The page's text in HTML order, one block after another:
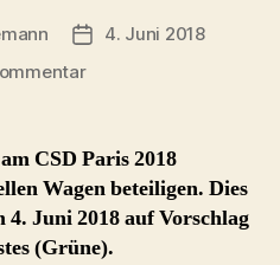
Beitragsdatum
4. Juni 2018
zu
2018
erstmals
mit
offiziellem
Wagen
CSD Paris 2018
Wagen beteiligen. Dies
4. Juni 2018 auf Vorschlag
(Grüne).